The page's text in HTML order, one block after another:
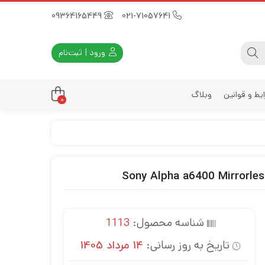
ورود | ثبت‌نام
و قوانین وبلاگ 0
شناسه محصول: 1113
تاریخ به روز رسانی: 14 مرداد 1405